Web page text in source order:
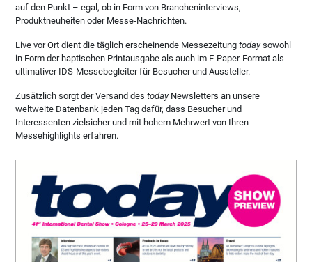
auf den Punkt – egal, ob in Form von Brancheninterviews,
Produktneuheiten oder Messe-Nachrichten.
Live vor Ort dient die täglich erscheinende Messezeitung todaysowohl
in Form der haptischen Printausgabe als auch im E-Paper-Format als
ultimativer IDS-Messebegleiter für Besucher und Aussteller.
Zusätzlich sorgt der Versand destodayNewsletters an unsere
weltweite Datenbank jeden Tag dafür, dass Besucher und
Interessenten zielsicher und mit hohem Mehrwert von Ihren
Messehighlights erfahren.